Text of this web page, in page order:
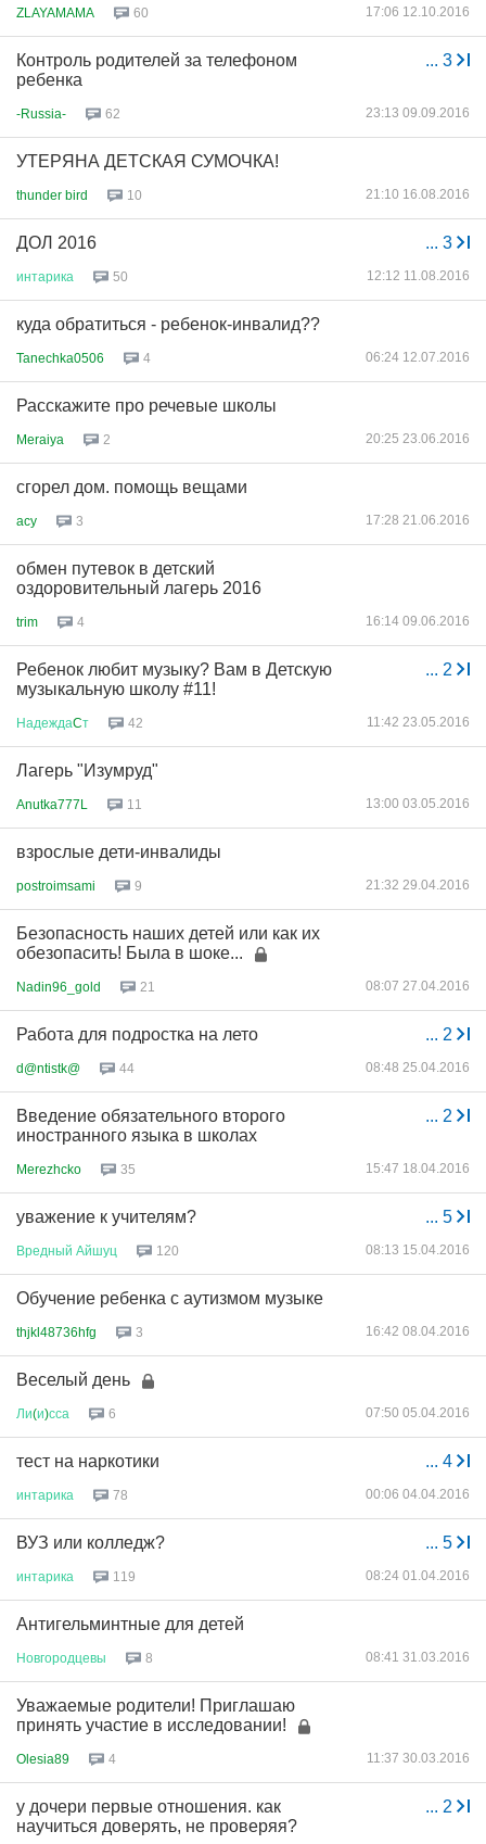
ZLAYAMAMA 60 17:06 12.10.2016
... 3
Контроль родителей за телефоном
ребенка
-Russia- 62 23:13 09.09.2016
УТЕРЯНА ДЕТСКАЯ СУМОЧКА!
thunder bird 10 21:10 16.08.2016
... 3
ДОЛ 2016
интарика 50 12:12 11.08.2016
куда обратиться - ребенок-инвалид??
Tanechka0506 4 06:24 12.07.2016
Расскажите про речевые школы
Meraiya 2 20:25 23.06.2016
сгорел дом. помощь вещами
acy 3 17:28 21.06.2016
обмен путевок в детский
оздоровительный лагерь 2016
trim 4 16:14 09.06.2016
... 2
Ребенок любит музыку? Вам в Детскую
музыкальную школу #11!
НадеждаCт 42 11:42 23.05.2016
Лагерь "Изумруд"
Anutka777L 11 13:00 03.05.2016
взрослые дети-инвалиды
postroimsami 9 21:32 29.04.2016
Безопасность наших детей или как их
обезопасить! Была в шоке...
Nadin96_gold 21 08:07 27.04.2016
... 2
Работа для подростка на лето
d@ntistk@ 44 08:48 25.04.2016
... 2
Введение обязательного второго
иностранного языка в школах
Merezhcko 35 15:47 18.04.2016
... 5
уважение к учителям?
Вредный Айшуц 120 08:13 15.04.2016
Обучение ребенка с аутизмом музыке
thjkl48736hfg 3 16:42 08.04.2016
Веселый день
Ли(и)сса 6 07:50 05.04.2016
... 4
тест на наркотики
интарика 78 00:06 04.04.2016
... 5
ВУЗ или колледж?
интарика 119 08:24 01.04.2016
Антигельминтные для детей
Новгородцевы 8 08:41 31.03.2016
Уважаемые родители! Приглашаю
принять участие в исследовании!
Olesia89 4 11:37 30.03.2016
... 2
у дочери первые отношения. как
научиться доверять, не проверяя?